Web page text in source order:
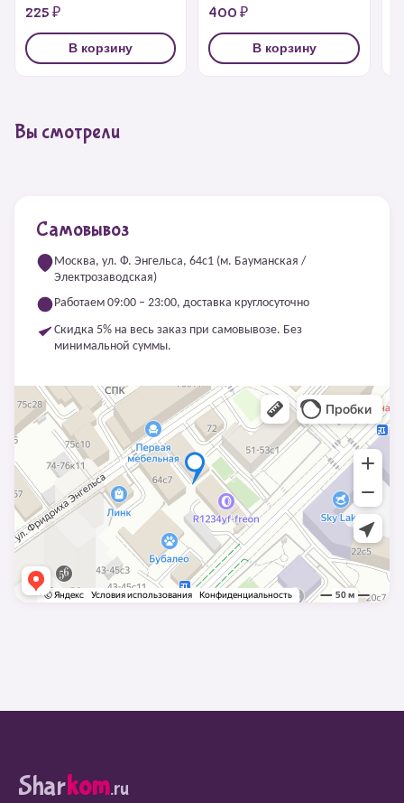
225 ₽
В корзину
400 ₽
В корзину
Вы смотрели
Самовывоз
Москва, ул. Ф. Энгельса, 64с1 (м. Бауманская /
Электрозаводская)
Работаем 09:00 – 23:00, доставка круглосуточно
Скидка 5% на весь заказ при самовывозе. Без
минимальной суммы.
Sharkom.ru